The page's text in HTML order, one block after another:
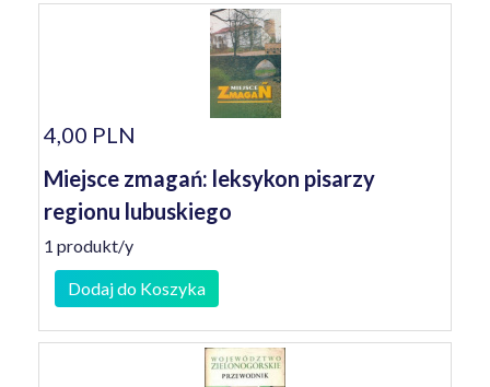
4,00 PLN
Miejsce zmagań: leksykon pisarzy
regionu lubuskiego
1 produkt/y
Dodaj do Koszyka